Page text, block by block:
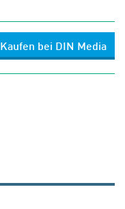
Kaufen bei DIN Media